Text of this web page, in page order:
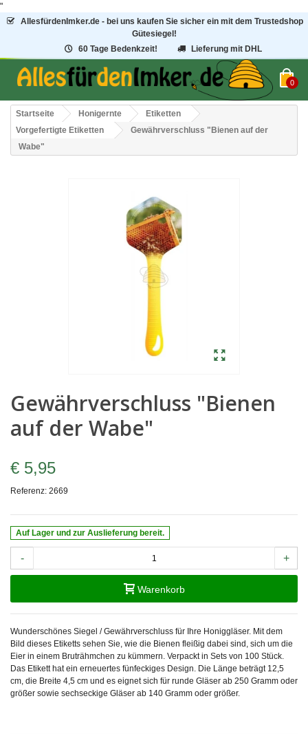
"
AllesfürdenImker.de - bei uns kaufen Sie sicher ein mit dem Trustedshop
Gütesiegel!
60 Tage Bedenkzeit!
Lieferung mit DHL
0
Startseite Honigernte
Etiketten
Vorgefertigte Etiketten
Gewährverschluss "Bienen auf der
Wabe"
Gewährverschluss "Bienen
auf der Wabe"
€ 5,95
Referenz: 2669
Auf Lager und zur Auslieferung bereit.
- +
Warenkorb
Wunderschönes Siegel / Gewährverschluss für Ihre Honiggläser. Mit dem
Bild dieses Etiketts sehen Sie, wie die Bienen fleißig dabei sind, sich um die
Eier in einem Bruträhmchen zu kümmern. Verpackt in Sets von 100 Stück.
Das Etikett hat ein erneuertes fünfeckiges Design. Die Länge beträgt 12,5
cm, die Breite 4,5 cm und es eignet sich für runde Gläser ab 250 Gramm oder
größer sowie sechseckige Gläser ab 140 Gramm oder größer.